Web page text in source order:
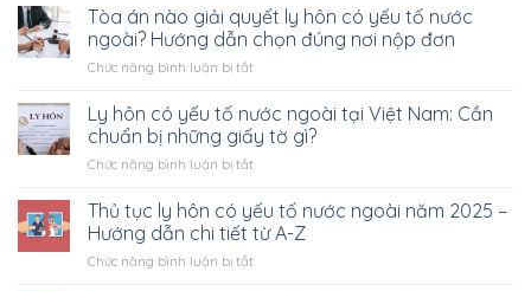
phí
ly
hôn
có
tố
nước
ngoài
nhiêu?
Tất
Tòa án nào giải quyết ly hôn có yếu tố nước
ngoài? Hướng dẫn chọn đúng nơi nộp đơn
Chức năng bình luận bị tắtở
án
nào
giải
quyết
hôn
có
Ly hôn có yếu tố nước ngoài tại Việt Nam: Cần
chuẩn bị những giấy tờ gì?
Chức năng bình luận bị tắtở
hôn
có
yếu
tố
Thủ tục ly hôn có yếu tố nước ngoài năm 2025 –
Hướng dẫn chi tiết từ A-Z
Chức năng bình luận bị tắtở